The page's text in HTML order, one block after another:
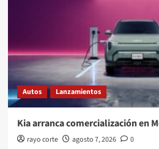
Autos Lanzamientos
Kia arranca comercialización en
rayo corte agosto 7, 2026 0